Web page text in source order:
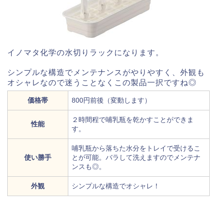
イノマタ化学の水切りラックになります。
シンプルな構造でメンテナンスがやりやすく、外観も
オシャレなので迷うことなくこの製品一択ですね◎
価格帯 800円前後（変動します）
性能
２時間程で哺乳瓶を乾かすことができま
す。
使い勝手
哺乳瓶から落ちた水分をトレイで受けるこ
とが可能。バラして洗えますのでメンテナ
ンスも◎。
外観 シンプルな構造でオシャレ！